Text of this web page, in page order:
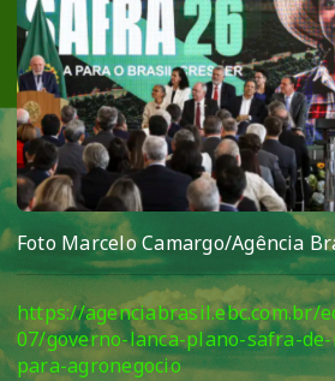
Foto Marcelo Camargo/Agência
https://agenciabrasil.ebc.com.br/
07/governo-lanca-plano-safra-
para-agronegocio